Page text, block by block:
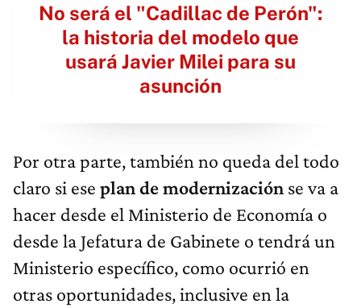
No será el "Cadillac de Perón":
la historia del modelo que
usará Javier Milei para su
asunción
Por otra parte, también no queda del todo
claro si ese plan de modernización se va a
hacer desde el Ministerio de Economía o
desde la Jefatura de Gabinete o tendrá un
Ministerio específico, como ocurrió en
otras oportunidades, inclusive en la